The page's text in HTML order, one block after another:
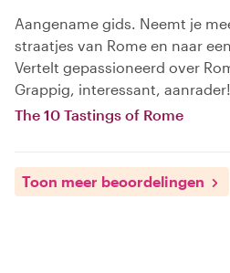
Aangename gids. Neemt je
straatjes van Rome en naar
Vertelt gepassioneerd over
Grappig, interessant, aanrader!
The 10 Tastings of Rome
Toon meer beoordelingen